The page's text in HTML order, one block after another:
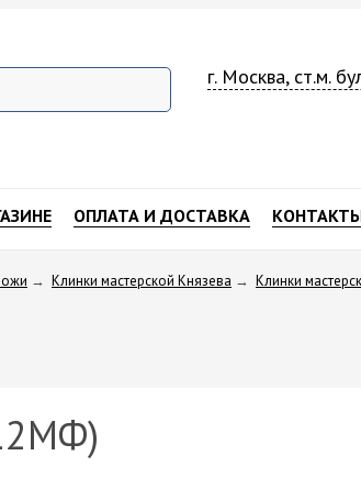
г. Москва, ст.м.
ОПЛАТА И ДОСТАВКА
→ Клинки мастерской Князева → Клинки